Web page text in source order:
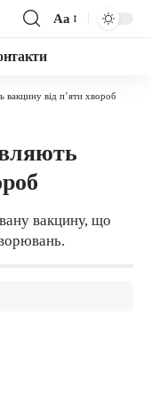
Аа
вакцину від п’яти хвороб
вакцину, що